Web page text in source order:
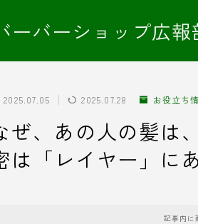
ーバーショップ広報
2025.07.05 2025.07.28 お役立ち
ぜ、あの人の髪は
は「レイヤー」に
記事内に